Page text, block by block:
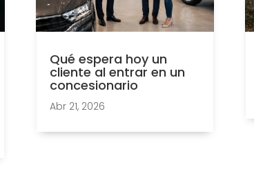
Qué espera hoy un
cliente al entrar en un
concesionario
Abr 21, 2026